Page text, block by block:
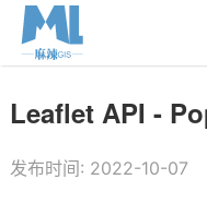
Leaflet API -
发布时间: 2022-10-07